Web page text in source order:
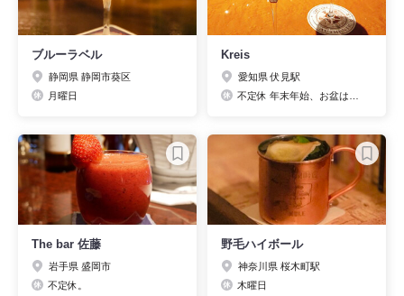
ブルーラベル
静岡県 静岡市葵区
月曜日
Kreis
愛知県 伏見駅
The bar 佐藤
岩手県 盛岡市
不定休。
野毛ハイボール
神奈川県 桜木町駅
木曜日